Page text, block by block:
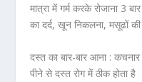
मात्रा में गर्म करके रोजाना 3
का दर्द, खून निकलना, मसूढों
दस्त का बार-बार आना : कचनार
पीने से दस्त रोग में ठीक होता है